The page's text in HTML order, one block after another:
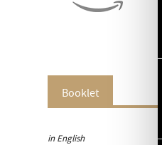
Booklet
in English